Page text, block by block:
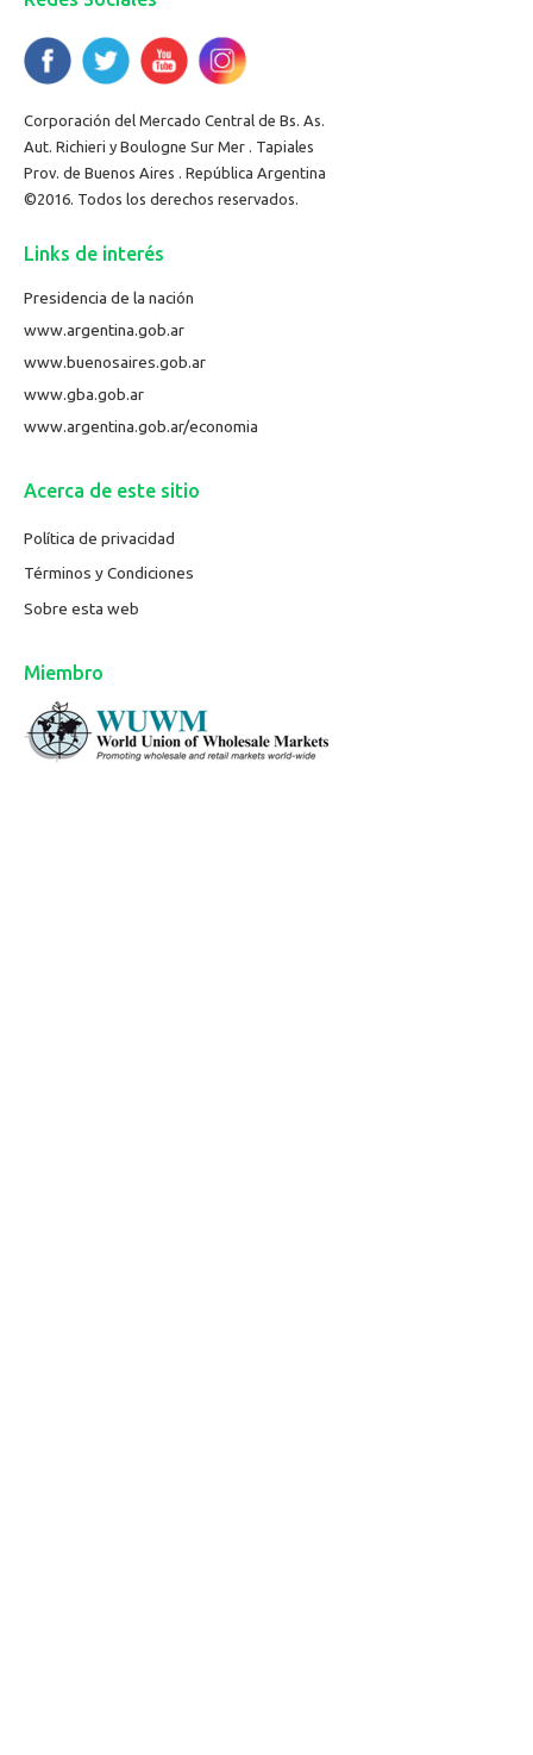
Corporación del Mercado Central de Bs. As.
Aut. Richieri y Boulogne Sur Mer . Tapiales
Prov. de Buenos Aires . República Argentina
©2016. Todos los derechos reservados.
Links de interés
Presidencia de la nación
www.argentina.gob.ar
www.buenosaires.gob.ar
www.gba.gob.ar
www.argentina.gob.ar/economia
Acerca de este sitio
Política de privacidad
Términos y Condiciones
Sobre esta web
Miembro